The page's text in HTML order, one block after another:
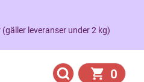
leveranser under 2 kg)
0